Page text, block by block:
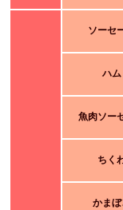
ソーセ
ハム
魚肉ソー
ちく
かまぼ